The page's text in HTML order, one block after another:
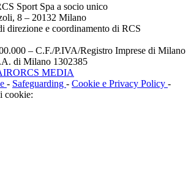
Sport Spa a socio unico
8 – 20132 Milano
direzione e coordinamento di RCS
– C.F./P.IVA/Registro Imprese di Milano
di Milano 1302385
MEDIA
- Safeguarding - Cookie e Privacy Policy -
cookie: